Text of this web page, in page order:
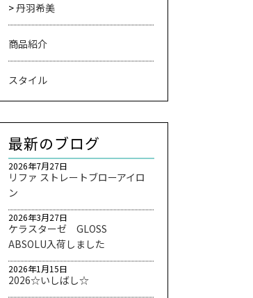
丹羽希美
商品紹介
スタイル
最新のブログ
リファ ストレートブローアイロ
ン
2026年7月27日
ケラスターゼ GLOSS
ABSOLU入荷しました
2026年3月27日
2026☆いしばし☆
2026年1月15日